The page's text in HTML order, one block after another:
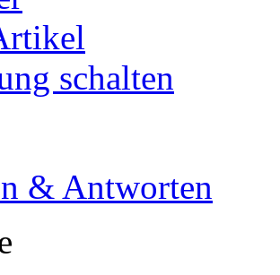
schalten
& Antworten